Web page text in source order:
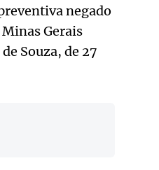
negado
Gerais
Souza, de 27